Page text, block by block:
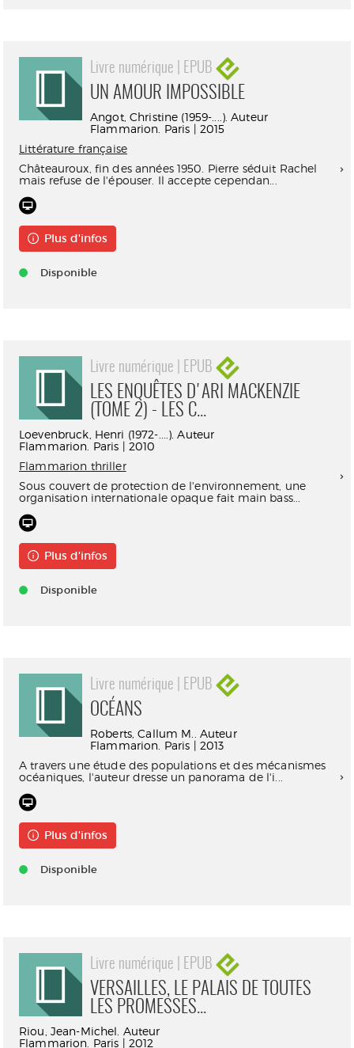
Livre numérique | EPUB
UN AMOUR IMPOSSIBLE
Angot, Christine (1959-....). Auteur
Flammarion. Paris | 2015
Littérature française
Châteauroux, fin des années 1950. Pierre séduit Rachel
mais refuse de l'épouser. Il accepte cependan...
Plus d'infos
Disponible
Livre numérique | EPUB
LES ENQUÊTES D'ARI MACKENZIE
(TOME 2) - LES C...
Loevenbruck, Henri (1972-....). Auteur
Flammarion. Paris | 2010
Flammarion thriller
Sous couvert de protection de l'environnement, une
organisation internationale opaque fait main bass...
Plus d'infos
Disponible
Livre numérique | EPUB
OCÉANS
Roberts, Callum M.. Auteur
Flammarion. Paris | 2013
A travers une étude des populations et des mécanismes
océaniques, l'auteur dresse un panorama de l'i...
Plus d'infos
Disponible
Livre numérique | EPUB
VERSAILLES, LE PALAIS DE TOUTES
LES PROMESSES...
Riou, Jean-Michel. Auteur
Flammarion. Paris | 2012